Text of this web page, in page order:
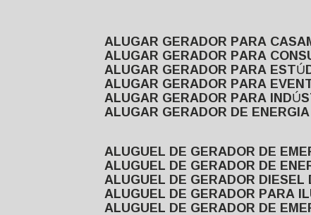
ALUGAR GERADOR PARA
ALUGAR GERADOR PARA
ALUGAR GERADOR PARA
ALUGAR GERADOR PARA
ALUGAR GERADOR PARA
ALUGAR GERADOR DE
ALUGUEL DE GERADOR DE
ALUGUEL DE GERADOR DE
ALUGUEL DE GERADOR
ALUGUEL DE GERADOR PARA
ALUGUEL DE GERADOR DE